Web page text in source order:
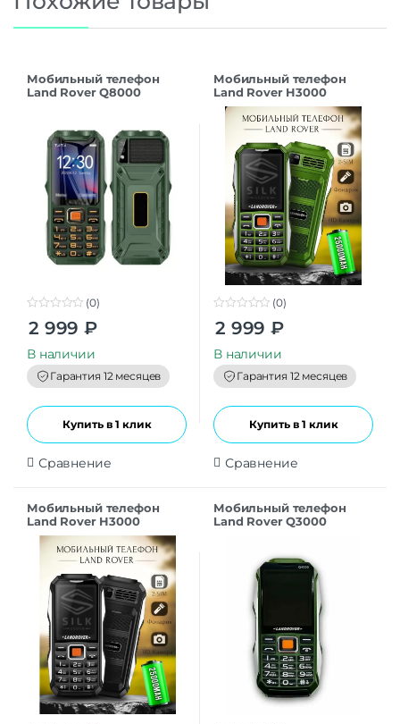
Мобильный телефон
Land Rover Q8000
o
t
o
f
5
(0)
2 999 ₽
В наличии
Гарантия 12 месяцев
Купить в 1 клик
Сравнение
Мобильный телефон
Land Rover H3000
(Копия) Зеленый
o
t
o
f
5
(0)
2 999 ₽
В наличии
Гарантия 12 месяцев
Купить в 1 клик
Сравнение
Мобильный телефон
Land Rover H3000
(Копия) Черный
Мобильный телефон
Land Rover Q3000